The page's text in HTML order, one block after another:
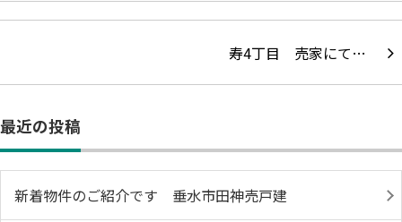
寿4丁目 売家にて…
最近の投稿
新着物件のご紹介です 垂水市田神売戸建